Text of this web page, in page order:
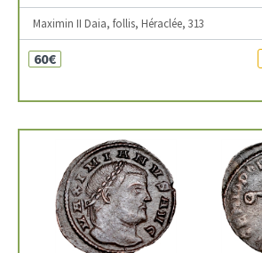
Maximin II Daia, follis, Héraclée, 313
60€